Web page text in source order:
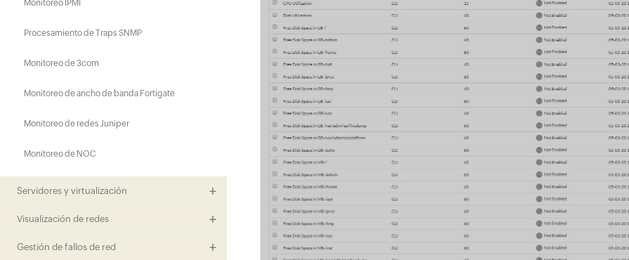
Monitoreo IPMI
Procesamiento de Traps SNMP
Monitoreo de 3com
Monitoreo de ancho de banda Fortigate
Monitoreo de redes Juniper
Monitoreo de NOC
Servidores y virtualización
Visualización de redes
Gestión de fallos de red